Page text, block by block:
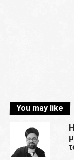
You may like